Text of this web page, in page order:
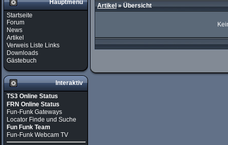
Hauptmenü
Startseite
Forum
News
Artikel
Verweis Liste Links
Downloads
Gästebuch
Interaktiv
TS3 Online Status
FRN Online Status
Fun-Funk Gateways
Locator Finde und Suche
Fun Funk Team
Fun-Funk Webcam TV
Artikel»Übersicht